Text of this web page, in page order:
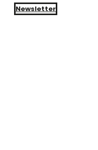
Newsletter